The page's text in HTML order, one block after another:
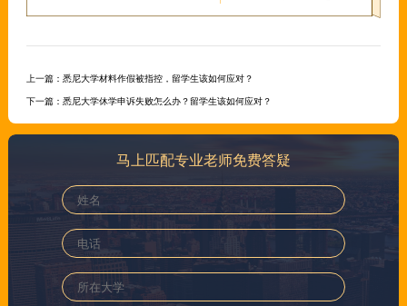
上一篇： 悉尼大学材料作假被指控，留学生该如何应对？
下一篇： 悉尼大学休学申诉失败怎么办？留学生该如何应对？
马上匹配专业老师免费答疑